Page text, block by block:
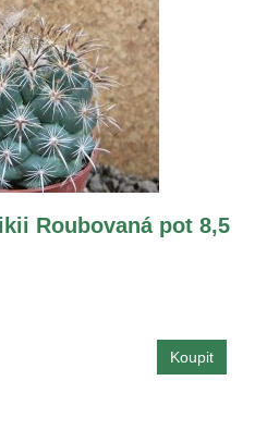
Roubovaná pot 8,5